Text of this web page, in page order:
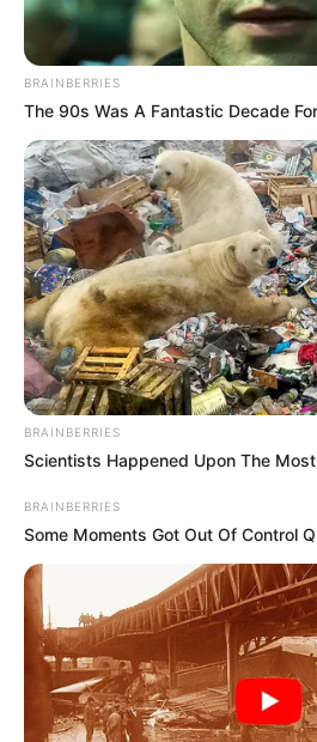
BRAINBERRIES
The 90s Was A Fantastic Decade
BRAINBERRIES
Scientists Happened Upon The
BRAINBERRIES
Some Moments Got Out Of Control